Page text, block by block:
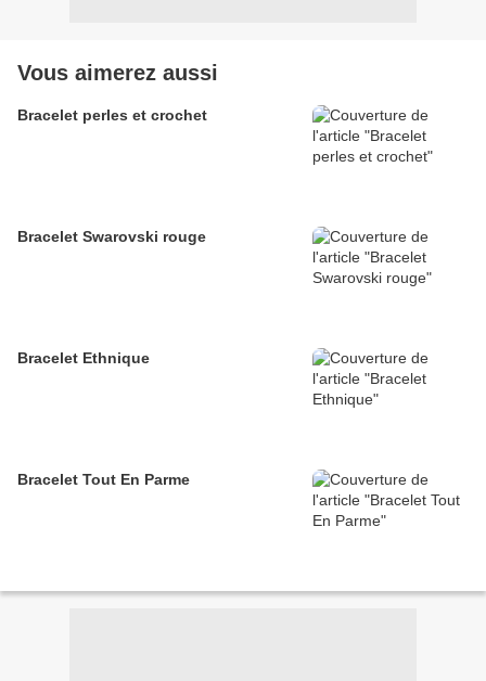
Vous aimerez aussi
Bracelet perles et crochet
Bracelet Swarovski rouge
Bracelet Ethnique
Bracelet Tout En Parme